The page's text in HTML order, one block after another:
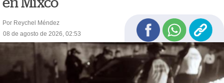
en Mixco
Por Reychel Méndez
08 de agosto de 2026, 02:53